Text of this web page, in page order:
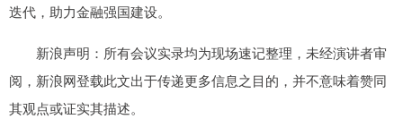
迭代，助力金融强国建设。
新浪声明：所有会议实录均为现场速记整理，未经演讲者审
阅，新浪网登载此文出于传递更多信息之目的，并不意味着赞同
其观点或证实其描述。